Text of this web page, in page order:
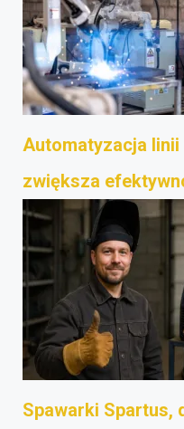
Automatyzacja
zwiększa
Spawarki Spartus,